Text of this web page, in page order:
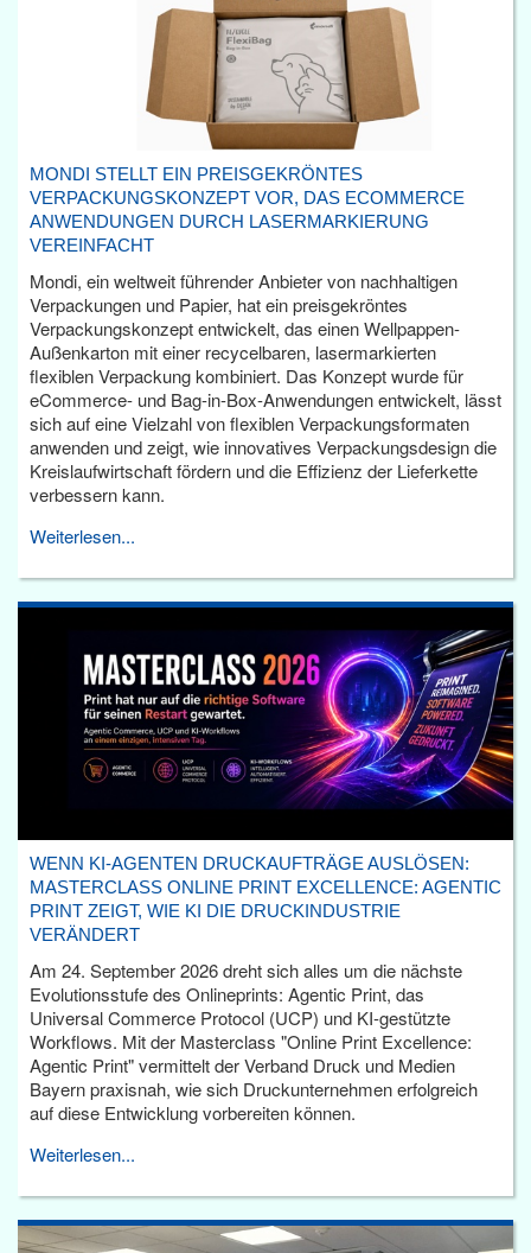
MONDI STELLT EIN PREISGEKRÖNTES
VERPACKUNGSKONZEPT VOR, DAS ECOMMERCE
ANWENDUNGEN DURCH LASERMARKIERUNG
VEREINFACHT
Mondi, ein weltweit führender Anbieter von nachhaltigen
Verpackungen und Papier, hat ein preisgekröntes
Verpackungskonzept entwickelt, das einen Wellpappen-
Außenkarton mit einer recycelbaren, lasermarkierten
flexiblen Verpackung kombiniert. Das Konzept wurde für
eCommerce- und Bag-in-Box-Anwendungen entwickelt, lässt
sich auf eine Vielzahl von flexiblen Verpackungsformaten
anwenden und zeigt, wie innovatives Verpackungsdesign die
Kreislaufwirtschaft fördern und die Effizienz der Lieferkette
verbessern kann.
Weiterlesen...
WENN KI-AGENTEN DRUCKAUFTRÄGE AUSLÖSEN:
MASTERCLASS ONLINE PRINT EXCELLENCE: AGENTIC
PRINT ZEIGT, WIE KI DIE DRUCKINDUSTRIE
VERÄNDERT
Am 24. September 2026 dreht sich alles um die nächste
Evolutionsstufe des Onlineprints: Agentic Print, das
Universal Commerce Protocol (UCP) und KI-gestützte
Workflows. Mit der Masterclass "Online Print Excellence:
Agentic Print" vermittelt der Verband Druck und Medien
Bayern praxisnah, wie sich Druckunternehmen erfolgreich
auf diese Entwicklung vorbereiten können.
Weiterlesen...